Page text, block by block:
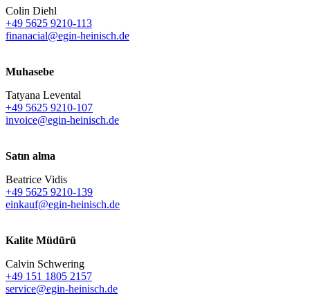
Colin Diehl
+49 5625 9210-113
finanacial@egin-heinisch.de
Muhasebe
Tatyana Levental
+49 5625 9210-107
invoice@egin-heinisch.de
Satın alma
Beatrice Vidis
+49 5625 9210-139
einkauf@egin-heinisch.de
Kalite Müdürü
Calvin Schwering
+49 151 1805 2157
service@egin-heinisch.de